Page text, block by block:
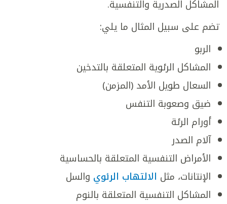
المشاكل الصدرية والتنفسية.
تضم على سبيل المثال ما يلي:
الربو
المشاكل الرئوية المتعلقة بالتدخين
السعال طويل الأمد (المزمن)
ضيق وصعوبة التنفس
أورام الرئة
آلام الصدر
الأمراض التنفسية المتعلقة بالحساسية
الإنتانات، مثل الالتهاب الرئوي والسل
المشاكل التنفسية المتعلقة بالنوم